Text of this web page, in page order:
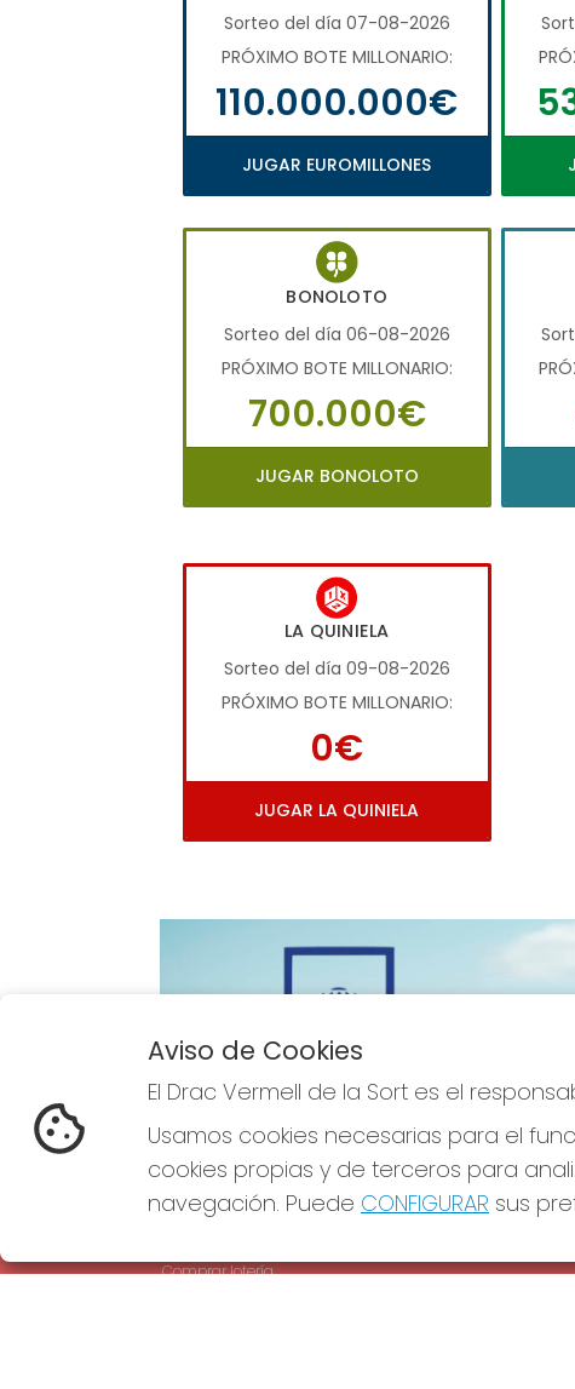
Sorteo del día 07-08-2026
PRÓXIMO BOTE MILLONARIO:
110.000.000€
JUGAR EUROMILLONES
BONOLOTO
Sorteo del día 06-08-2026
PRÓXIMO BOTE MILLONARIO:
700.000€
JUGAR BONOLOTO
LA QUINIELA
Sorteo del día 09-08-2026
PRÓXIMO BOTE MILLONARIO:
0€
JUGAR LA QUINIELA
EL DRAC VERMELL DE LA SORT
Comprar lotería
REDES
Aviso de Cookies
El Drac Vermell de la Sort es el
Usamos cookies necesarias para el
cookies propias y de terceros para
navegación. Puede CONFIGURAR sus